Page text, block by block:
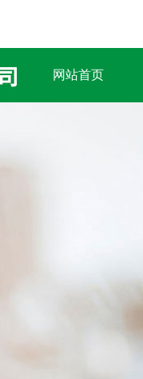
网站首页